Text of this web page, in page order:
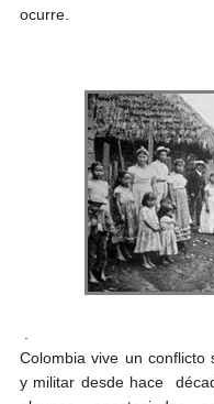
ocurre.
Colombia vive un conflicto
y militar desde hace